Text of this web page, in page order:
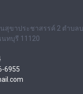
สุขาประชาสรรค์ 2 ตำบล
นทบุรี 11120
6955